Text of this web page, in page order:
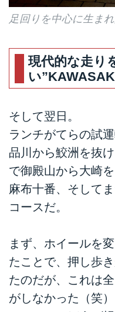
足回りを中心に生ま
現代的な走り
い
そして翌日。
ランチがてらの試
品川から鮫洲を抜
で御殿山から大崎
麻布十番、そして
コースだ。
まず、ホイールを
たことで、押し歩
たのだが、これは
がしなかった（笑